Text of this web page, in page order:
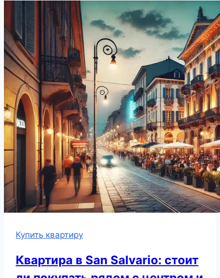
Купить квартиру
Квартира в San Salvario: стоит